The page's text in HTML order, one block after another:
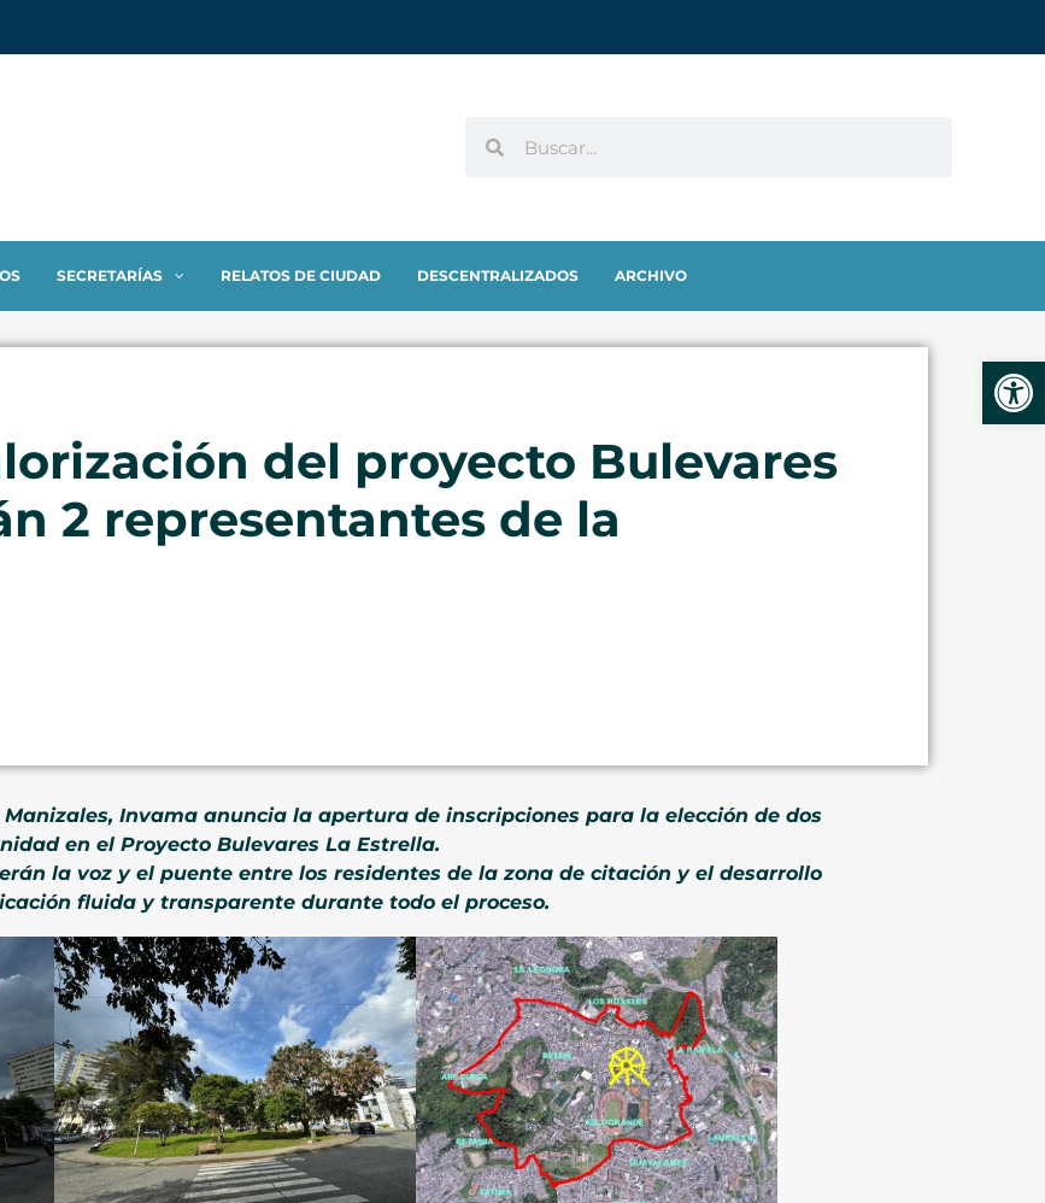
SECRETARÍAS RELATOS DE CIUDAD DESCENTRALIZADOS ARCHIVO
del proyecto Bulevares
2 representantes de la
Invama anuncia la apertura de inscripciones para la elección de dos
en el Proyecto Bulevares La Estrella.
la voz y el puente entre los residentes de la zona de citación y el desarrollo
fluida y transparente durante todo el proceso.